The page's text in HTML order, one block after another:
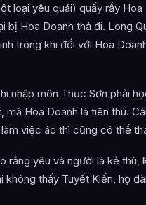
loại yêu quái) quấy rầy Hoa
bị Hoa Doanh thả đi. Long
trong khi đối với Hoa
nhập môn Thục Sơn phải
Hoa Doanh là tiên thú.
việc ác thì cũng có thể
rằng yêu và người là kẻ thù,
thấy Tuyết Kiến, họ